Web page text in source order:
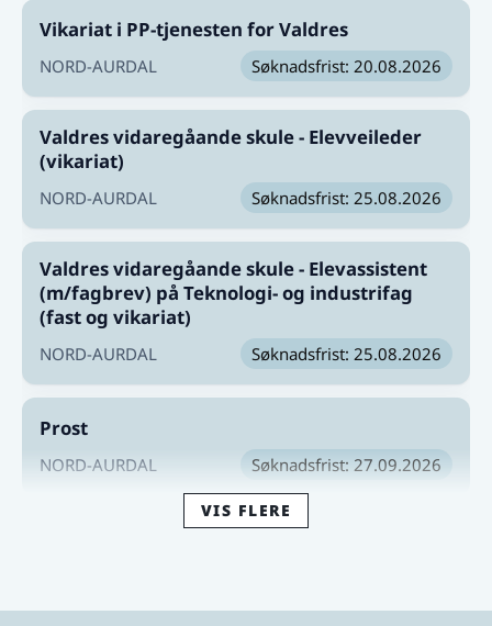
får du jobboversiktene direkte i mailboksen.
Finner du ikke noe som passer deg?
Som andre steder blir en del jobber besatt uten
annonsering. Mange bedrifter er også interessert i
gode kandidater, uten at de aktivt søker etter flere
kollegaer.
Vår oppfordring er å kontakte interessant bedrifter
og fortelle at du finnes.
Vikariat i PP-tjenesten for Valdres
NORD-AURDAL Søknadsfrist: 20.08.2026
Valdres vidaregåande skule - Elevveileder
(vikariat)
NORD-AURDAL Søknadsfrist: 25.08.2026
Valdres vidaregåande skule - Elevassistent
(m/fagbrev) på Teknologi- og industrifag
(fast og vikariat)
NORD-AURDAL Søknadsfrist: 25.08.2026
Prost
NORD-AURDAL Søknadsfrist: 27.09.2026
VIS FLERE